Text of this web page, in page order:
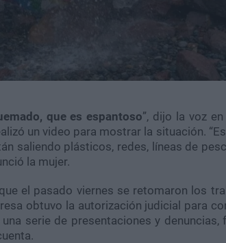
que es espantoso”, dijo la voz
un video para mostrar la situación.
saliendo plásticos, redes, líneas de
la mujer.
el pasado viernes se retomaron los
obtuvo la autorización judicial para
serie de presentaciones y denuncias,